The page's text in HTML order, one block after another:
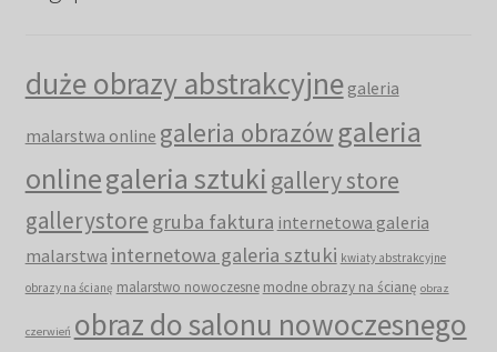
duże obrazy abstrakcyjne galeria
malarstwa online galeria obrazów galeria
onlinegaleria sztuki gallery store
gallerystore gruba faktura internetowa galeria
malarstwa internetowa galeria sztuki kwiaty abstrakcyjne
obrazy na ścianę malarstwo nowoczesne modne obrazy na ścianę obraz
czerwień obraz do salonu nowoczesnego